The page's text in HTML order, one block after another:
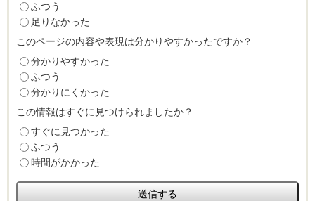
ふつう
足りなかった
このページの内容や表現は分かりやすかったですか？
分かりやすかった
ふつう
分かりにくかった
この情報はすぐに見つけられましたか？
すぐに見つかった
ふつう
時間がかかった